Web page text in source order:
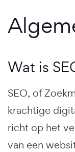
Wat is
SEO, of
krachtige
richt op het
van een